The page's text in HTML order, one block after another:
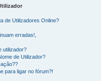
de Utilizadores Online?
erradas!,
utilizador?
de Utilizador?
para ligar no fórum?!